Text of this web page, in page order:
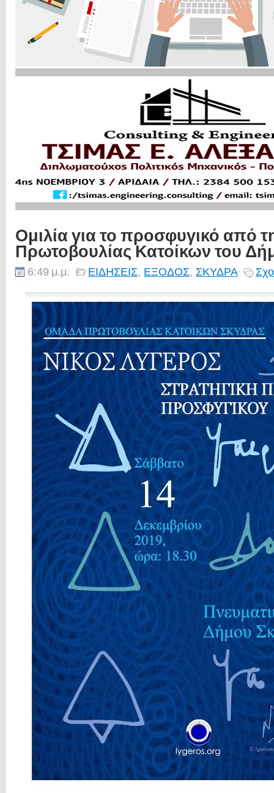
Ομιλία για το προσφυγικό από
Πρωτοβουλίας Κατοίκων του
6:49 μ.μ. ΕΙΔΗΣΕΙΣ, ΕΞΟΔΟΣ, ΣΚΥΔΡΑ